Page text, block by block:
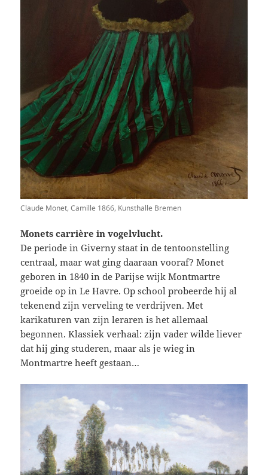
Claude Monet, Camille 1866, Kunsthalle Bremen
Monets carrière in vogelvlucht.
De periode in Giverny staat in de tentoonstelling
centraal, maar wat ging daaraan vooraf? Monet
geboren in 1840 in de Parijse wijk Montmartre
groeide op in Le Havre. Op school probeerde hij al
tekenend zijn verveling te verdrijven. Met
karikaturen van zijn leraren is het allemaal
begonnen. Klassiek verhaal: zijn vader wilde liever
dat hij ging studeren, maar als je wieg in
Montmartre heeft gestaan…